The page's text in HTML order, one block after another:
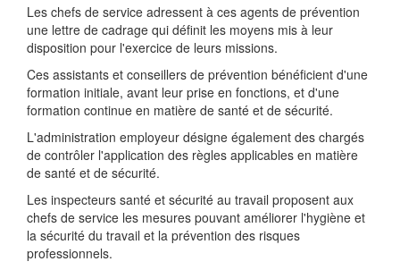
Les chefs de service adressent à ces agents de prévention
une lettre de cadrage qui définit les moyens mis à leur
disposition pour l'exercice de leurs missions.
Ces assistants et conseillers de prévention bénéficient d'une
formation initiale, avant leur prise en fonctions, et d'une
formation continue en matière de santé et de sécurité.
L'administration employeur désigne également des chargés
de contrôler l'application des règles applicables en matière
de santé et de sécurité.
Les inspecteurs santé et sécurité au travail proposent aux
chefs de service les mesures pouvant améliorer l'hygiène et
la sécurité du travail et la prévention des risques
professionnels.